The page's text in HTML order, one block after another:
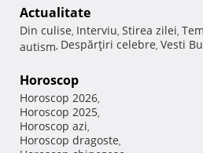
Actualitate
Din culise, Interviu, Stirea zilei,
autism, Despărţiri celebre, Vesti
Horoscop
Horoscop 2026,
Horoscop 2025,
Horoscop azi,
Horoscop dragoste,